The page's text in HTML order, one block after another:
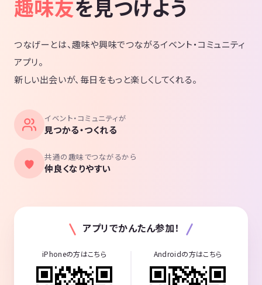
趣味友を見つけよう
つなげーとは、趣味や興味でつながるイベント・コミュニティ
アプリ。
新しい出会いが、毎日をもっと楽しくしてくれる。
イベント・コミュニティが
見つかる・つくれる
共通の趣味でつながるから
仲良くなりやすい
アプリでかんたん参加！
iPhoneの方はこちら Androidの方はこちら